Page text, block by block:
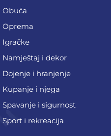
Obuća
Oprema
Igračke
Namještaj i dekor
Dojenje i hranjenje
Kupanje i njega
Spavanje i sigurnost
Sport i rekreacija